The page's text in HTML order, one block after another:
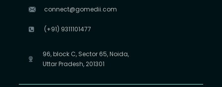
connect@gomedii.com
(+91) 9311101477
96, block C, Sector 65, Noida,
Uttar Pradesh, 201301